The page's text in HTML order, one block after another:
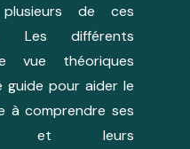
de ces
Les différents
vue théoriques
guide pour aider le
à comprendre ses
et leurs